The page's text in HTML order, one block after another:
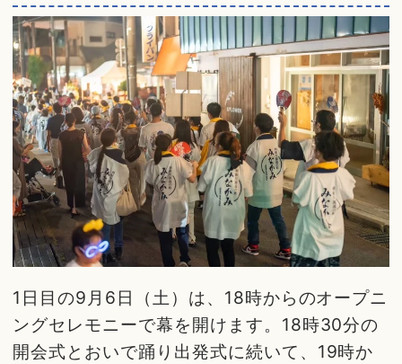
1日目の9月6日（土）は、18時からのオープニ
ングセレモニーで幕を開けます。18時30分の
開会式とおいで踊り出発式に続いて、19時か